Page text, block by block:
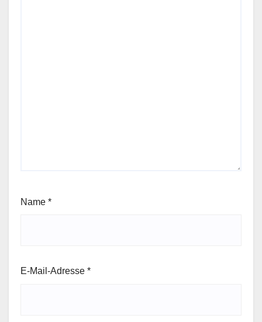
Name *
E-Mail-Adresse *